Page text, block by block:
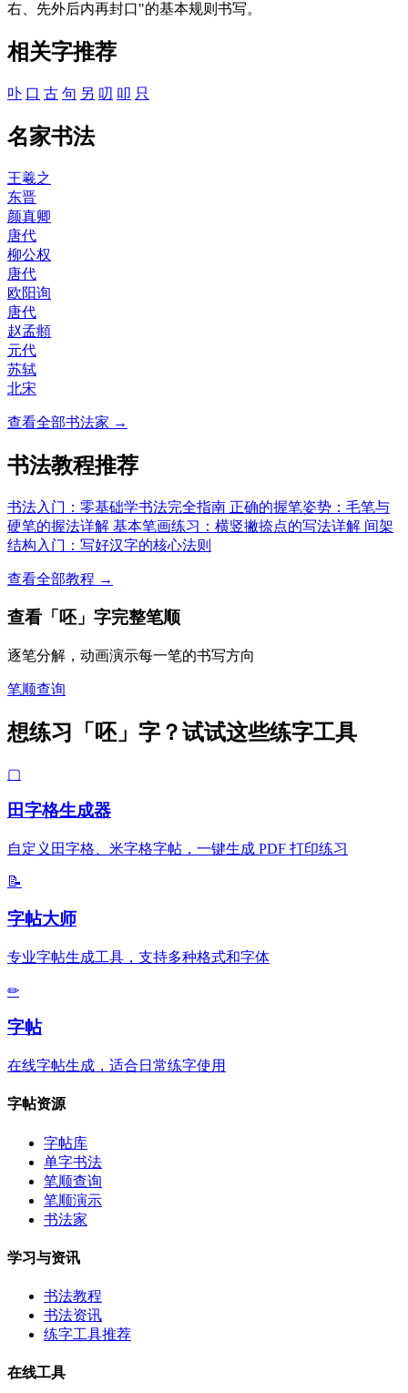
右、先外后内再封口"的基本规则书写。
相关字推荐
卟 口 古 句 另 叨 叩 只
名家书法
王羲之
东晋
颜真卿
唐代
柳公权
唐代
欧阳询
唐代
赵孟頫
元代
苏轼
北宋
查看全部书法家 →
书法教程推荐
书法入门：零基础学书法完全指南 正确的握笔姿势：毛笔与
硬笔的握法详解 基本笔画练习：横竖撇捺点的写法详解 间架
结构入门：写好汉字的核心法则
查看全部教程 →
查看「呸」字完整笔顺
逐笔分解，动画演示每一笔的书写方向
笔顺查询
想练习「呸」字？试试这些练字工具
▢
田字格生成器
自定义田字格、米字格字帖，一键生成 PDF 打印练习
📝
字帖大师
专业字帖生成工具，支持多种格式和字体
✏
字帖
在线字帖生成，适合日常练字使用
字帖资源
字帖库
单字书法
笔顺查询
笔顺演示
书法家
学习与资讯
书法教程
书法资讯
练字工具推荐
在线工具